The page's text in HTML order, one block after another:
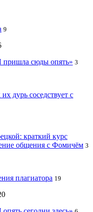
9
сюды опять» 3
дурь соседствует с
краткий курс
общения с Фомичём 3
плагиатора 19